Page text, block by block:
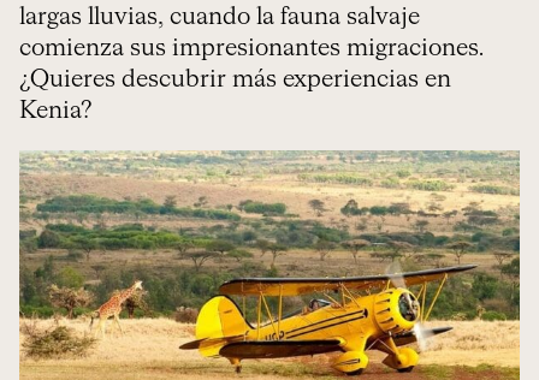
largas lluvias, cuando la fauna salvaje
comienza sus impresionantes migraciones.
¿Quieres descubrir más experiencias en
Kenia?